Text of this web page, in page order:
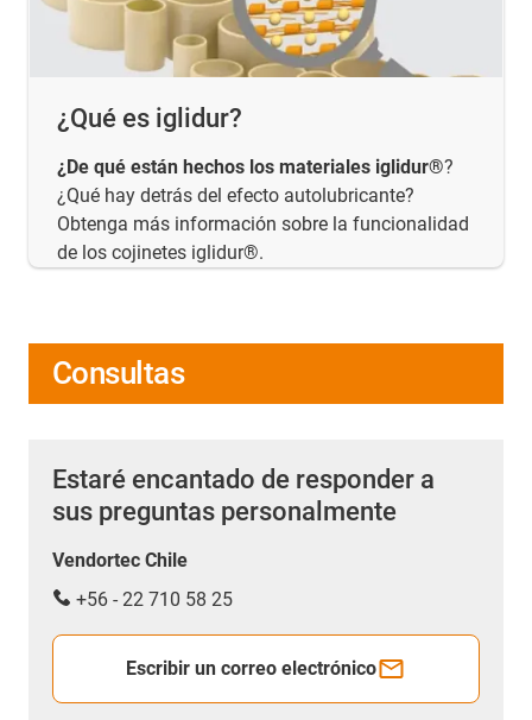
¿Qué es iglidur?
¿De qué están hechos los materiales iglidur®?
¿Qué hay detrás del efecto autolubricante?
Obtenga más información sobre la funcionalidad
de los cojinetes iglidur®.
Consultas
Estaré encantado de responder a
sus preguntas personalmente
Vendortec Chile
+56 - 22 710 58 25
Escribir un correo electrónico